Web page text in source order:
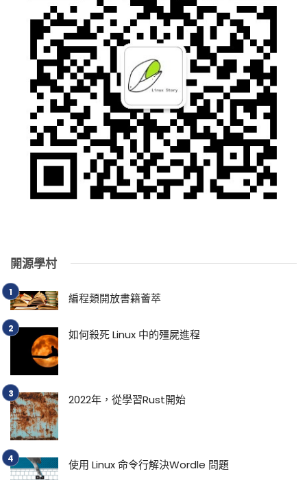
開源學村
編程類開放書籍薈萃
如何殺死 Linux 中的殭屍進程
2022年，從學習Rust開始
使用 Linux 命令行解決Wordle 問題